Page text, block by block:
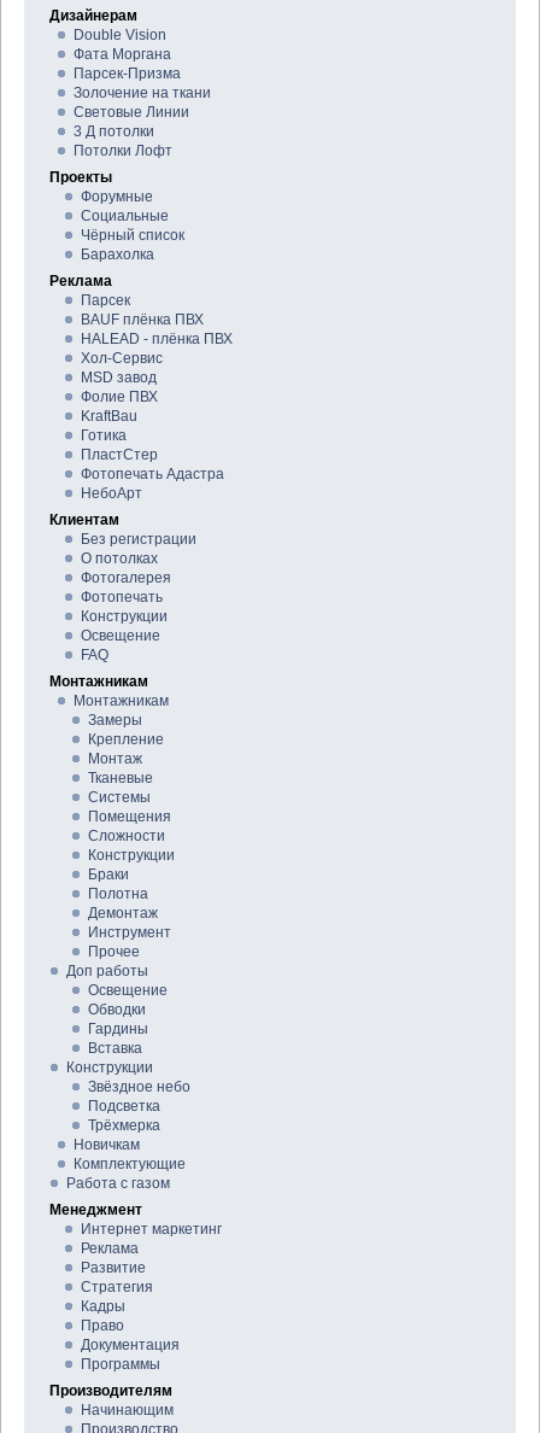
Дизайнерам
Double Vision
Фата Моргана
Парсек-Призма
Золочение на ткани
Световые Линии
3 Д потолки
Потолки Лофт
Проекты
Форумные
Социальные
Чёрный список
Барахолка
Реклама
Парсек
BAUF плёнка ПВХ
HALEAD - плёнка ПВХ
Хол-Сервис
MSD завод
Фолие ПВХ
KraftBau
Готика
ПластСтер
Фотопечать Адастра
НебоАрт
Клиентам
Без регистрации
О потолках
Фотогалерея
Фотопечать
Конструкции
Освещение
FAQ
Монтажникам
Монтажникам
Замеры
Крепление
Монтаж
Тканевые
Системы
Помещения
Сложности
Конструкции
Браки
Полотна
Демонтаж
Инструмент
Прочее
Доп работы
Освещение
Обводки
Гардины
Вставка
Конструкции
Звёздное небо
Подсветка
Трёхмерка
Новичкам
Комплектующие
Работа с газом
Менеджмент
Интернет маркетинг
Реклама
Развитие
Стратегия
Кадры
Право
Документация
Программы
Производителям
Начинающим